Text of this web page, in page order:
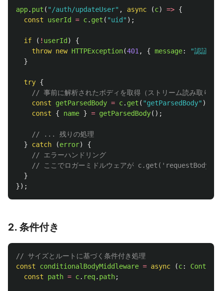
app. put ( " /auth/updateUser" , async (c) => {
const
userId = c. get ( "uid " );
if ( ! userId )
{
throw new HTTPException(401 , { message: "認証が
}
try {
// 事前に解析されたボディを取得（ストリーム読み取りな
const
getParsedBody = c. get ( "getParsedBody" );
const
{ name } = getParsedBody();
// ... 残りの処理
}
catch (error)
{
// エラーハンドリング
// ここでロガーミドルウェアが c.get('requestBody')
}
});
2. 条件付き
// サイズとルートに基づく条件付き処理
const
conditionalBodyMiddleware = async (c: Context
const
path = c. req. path;